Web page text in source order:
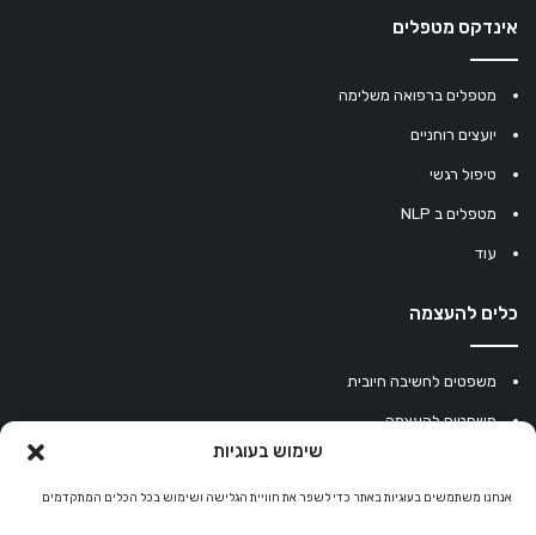
שימוש בעוגיות
אנחנו משתמשים בעוגיות באתר כדי לשפר את חוויית הגלישה ושימוש בכל הכלים המתקדמים
אינדקס מטפלים
מטפלים ברפואה משלימה
יועצים רוחניים
טיפול רגשי
מטפלים ב NLP
עוד
כלים להעצמה
משפטים לחשיבה חיובית
משפטים להעצמה
מחשבון נומרולוגיה